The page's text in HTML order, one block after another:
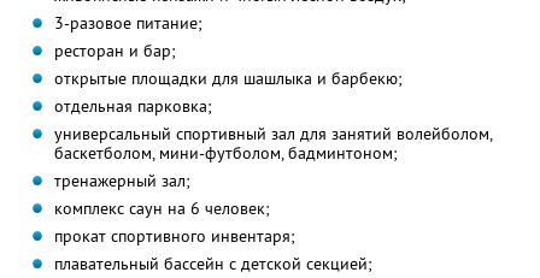
3-разовое питание;
ресторан и бар;
открытые площадки для шашлыка и барбекю;
отдельная парковка;
универсальный спортивный зал для занятий волейболом,
баскетболом, мини-футболом, бадминтоном;
тренажерный зал;
комплекс саун на 6 человек;
прокат спортивного инвентаря;
плавательный бассейн с детской секцией;